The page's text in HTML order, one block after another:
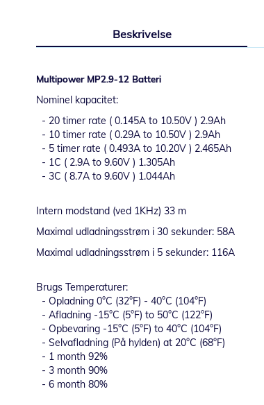
Beskrivelse
Multipower MP2.9-12 Batteri
Nominel kapacitet:
- 20 timer rate ( 0.145A to 10.50V ) 2.9Ah
- 10 timer rate ( 0.29A to 10.50V ) 2.9Ah
- 5 timer rate ( 0.493A to 10.20V ) 2.465Ah
- 1C ( 2.9A to 9.60V ) 1.305Ah
- 3C ( 8.7A to 9.60V ) 1.044Ah
Intern modstand (ved 1KHz) 33 m
Maximal udladningsstrøm i 30 sekunder: 58A
Maximal udladningsstrøm i 5 sekunder: 116A
Brugs Temperaturer:
- Opladning 0°C (32°F) - 40°C (104°F)
- Afladning -15°C (5°F) to 50°C (122°F)
- Opbevaring -15°C (5°F) to 40°C (104°F)
- Selvafladning (På hylden) at 20°C (68°F)
- 1 month 92%
- 3 month 90%
- 6 month 80%